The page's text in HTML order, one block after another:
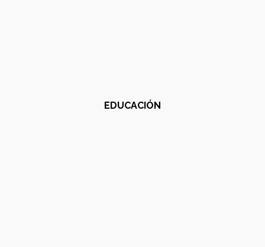
EDUCACIÓN